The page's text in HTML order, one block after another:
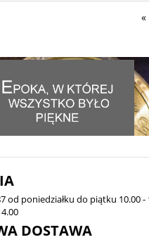
«
od poniedziałku do piątku 10.00 -
DOSTAWA